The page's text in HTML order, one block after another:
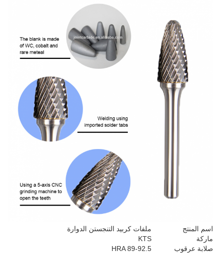
اسم المنتج
ملفات كربيد التنجستن الدوارة
ماركة
KTS
صلابة عرقوب
HRA 89-92.5